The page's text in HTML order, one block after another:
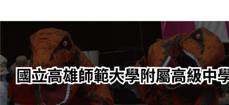
轉
要
內
容